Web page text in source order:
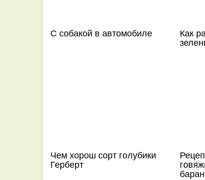
С собакой в автомобиле Как
Чем хорош сорт голубики
Герберт